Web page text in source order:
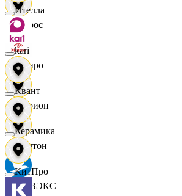
Мирос
Монро
Морион
Мултон
НОВЭКС
Ителла
kari
Квант
Керамика
КитПро